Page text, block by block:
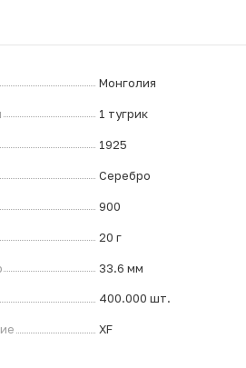
Монголия
1 тугрик
1925
Серебро
900
20 г
33.6 мм
400.000 шт.
XF